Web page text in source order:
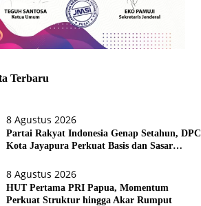
Terbaru
8 Agustus 2026
Partai Rakyat Indonesia Genap Setahun, DPC
Kota Jayapura Perkuat Basis dan Sasar
8 Agustus 2026
HUT Pertama PRI Papua, Momentum
Perkuat Struktur hingga Akar Rumput